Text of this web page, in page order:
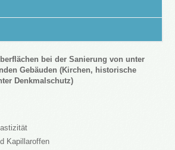
bei der Sanierung von unter
Gebäuden (Kirchen, historische
Denkmalschutz)
Kapillaroffen